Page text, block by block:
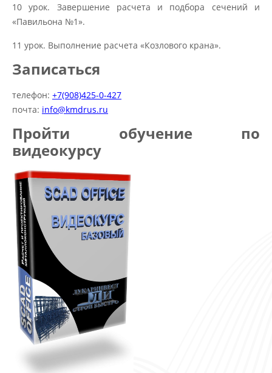
10 урок. Завершение расчета и подбора сечений и
«Павильона №1».
11 урок. Выполнение расчета «Козлового крана».
Записаться
телефон: +7(908)425-0-427
почта: info@kmdrus.ru
Пройти обучение по
видеокурсу